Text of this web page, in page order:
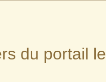
du portail